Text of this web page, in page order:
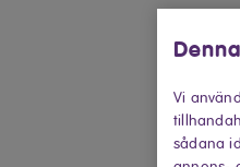
Vi
sådana